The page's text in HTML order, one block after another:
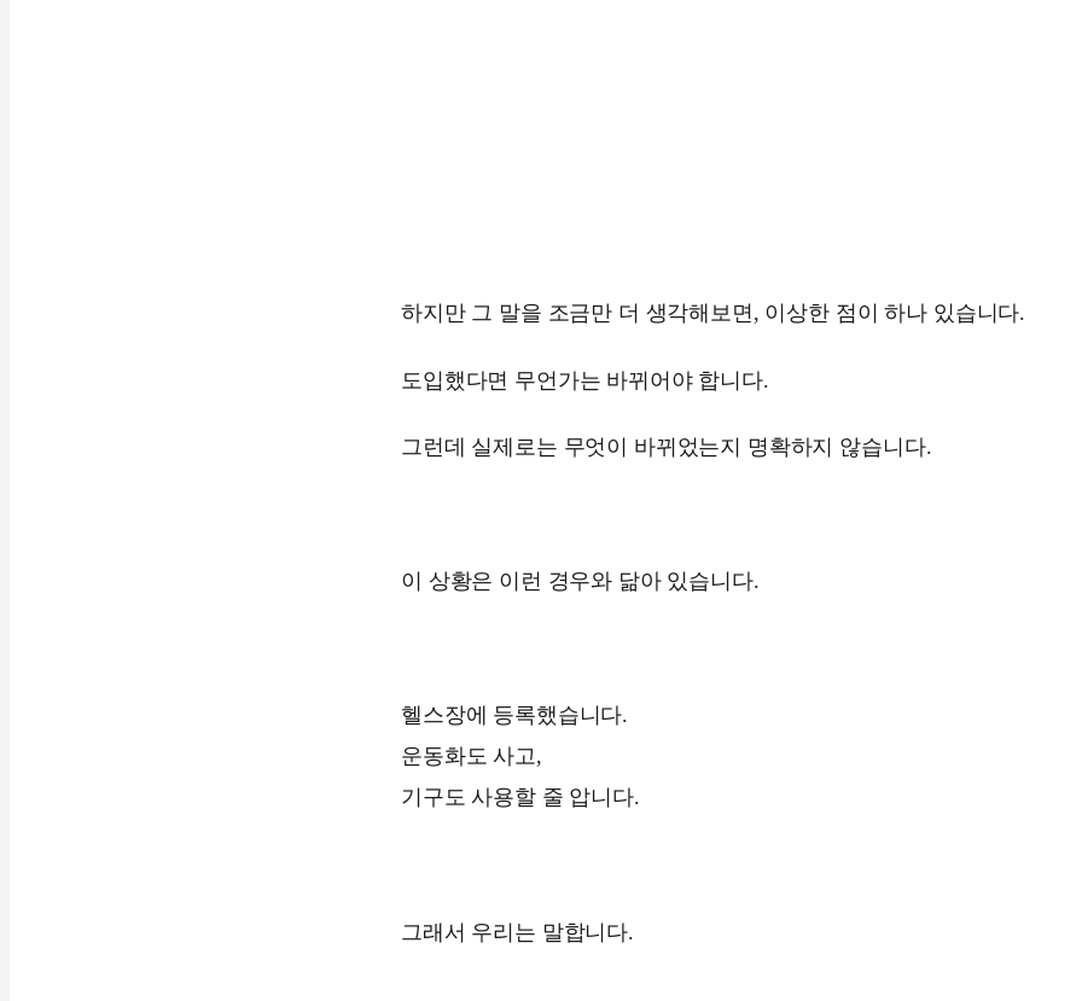
하지만 그 말을 조금만 더 생각해보면, 이상한 점이 하나 있습니다.
도입했다면 무언가는 바뀌어야 합니다.
그런데 실제로는 무엇이 바뀌었는지 명확하지 않습니다.
이 상황은 이런 경우와 닮아 있습니다.
헬스장에 등록했습니다.
운동화도 사고,
기구도 사용할 줄 압니다.
그래서 우리는 말합니다.